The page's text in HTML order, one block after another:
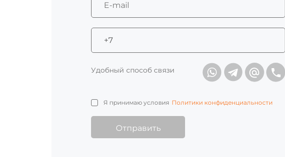
Удобный способ связи
Я принимаю условия Политики конфиденциальности
Отправить